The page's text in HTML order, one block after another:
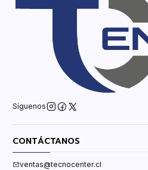
Síguenos
CONTÁCTANOS
ventas@tecnocenter.cl